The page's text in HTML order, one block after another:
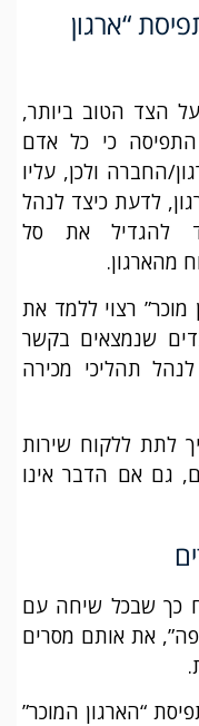
“ארגון
הצד הטוב ביותר,
כי כל אדם
החברה ולכן, עליו
לדעת כיצד לנהל
להגדיל את סל
מהארגון.
רצוי ללמד את
שנמצאים בקשר
תהליכי מכירה
לתת ללקוח שירות
גם אם הדבר אינו
כך שבכל שיחה עם
את אותם מסרים
“הארגון המוכר”